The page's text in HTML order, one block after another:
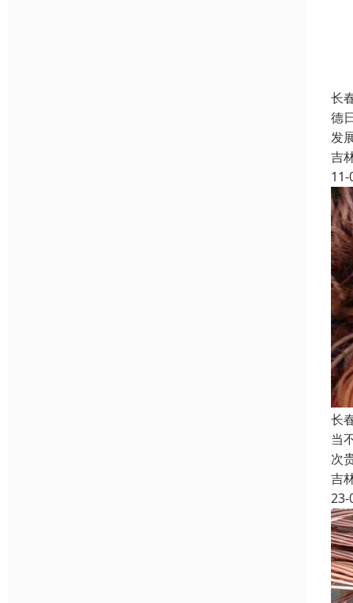
长
德
发
吉
11-
长
当
次
吉
23-